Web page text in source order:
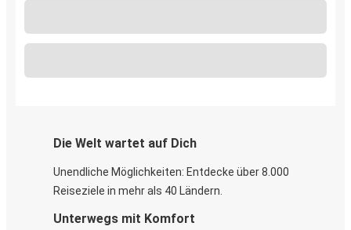
Die Welt wartet auf Dich
Unendliche Möglichkeiten: Entdecke über 8.000
Reiseziele in mehr als 40 Ländern.
Unterwegs mit Komfort